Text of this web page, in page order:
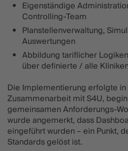
Eigenständige
Controlling-Team
Planstellenverwaltung,
Auswertungen
Abbildung tariflicher
über definierte / alle
Die Implementierung erfolgte
Zusammenarbeit mit S4U,
gemeinsamen Anforderungs-
wurde angemerkt, dass
eingeführt wurden – ein Punkt,
Standards gelöst ist.